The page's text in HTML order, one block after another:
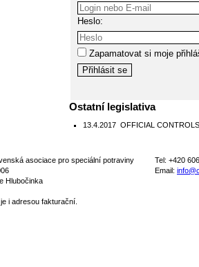
Heslo:
Zapamatovat si moje
Ostatní legislativa
13.4.2017 OFFICIAL
asociace pro speciální potraviny
Hlubočinka
i adresou fakturační.
Tel: +420
Email: